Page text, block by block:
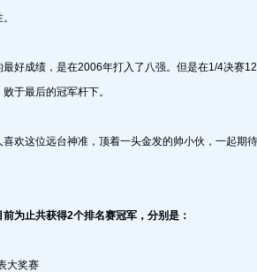
成绩，是在2006年打入了八强。但是在1/4决赛
于最后的冠军杆下。
这位远台神准，顶着一头金发的帅小伙，一起期
为止共获得2个排名赛冠军，分别是：
大奖赛